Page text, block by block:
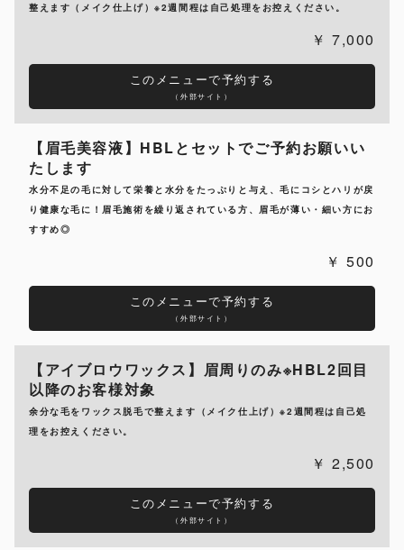
整えます（メイク仕上げ）※2週間程は自己処理をお控えください。
7,000
このメニューで予約する
（外部サイト）
【眉毛美容液】HBLとセットでご予約お願いい
たします
水分不足の毛に対して栄養と水分をたっぷりと与え、毛にコシとハリが戻
り健康な毛に！眉毛施術を繰り返されている方、眉毛が薄い・細い方にお
すすめ◎
500
このメニューで予約する
（外部サイト）
【アイブロウワックス】眉周りのみ※HBL2回目
以降のお客様対象
余分な毛をワックス脱毛で整えます（メイク仕上げ）※2週間程は自己処
理をお控えください。
2,500
このメニューで予約する
（外部サイト）